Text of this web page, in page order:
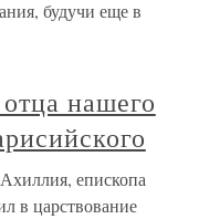
будучи еще в
нашего
епископа
в царствование